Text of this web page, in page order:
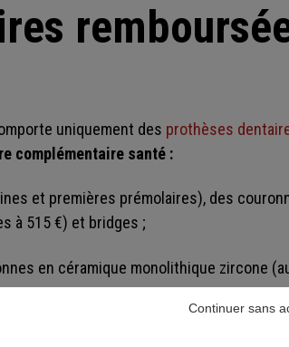
uniquement des prothèses
complémentaire santé :
et premières prémolaires), des
à 515 €) et bridges ;
en céramique monolithique zircone
(limitées à un prix de 298,70 €).
Continuer sans